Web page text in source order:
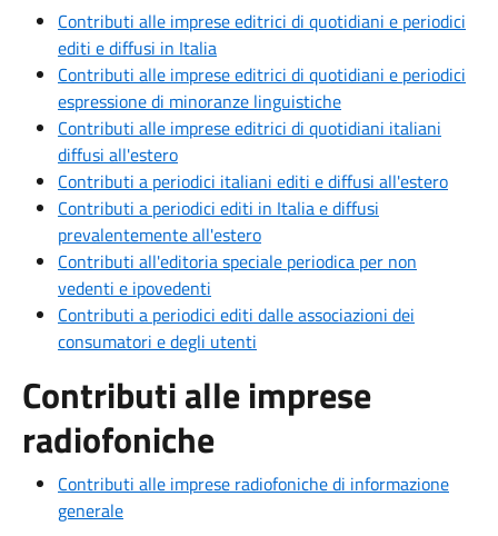
Contributi alle imprese editrici di quotidiani e periodici
editi e diffusi in Italia
Contributi alle imprese editrici di quotidiani e periodici
espressione di minoranze linguistiche
Contributi alle imprese editrici di quotidiani italiani
diffusi all'estero
Contributi a periodici italiani editi e diffusi all'estero
Contributi a periodici editi in Italia e diffusi
prevalentemente all'estero
Contributi all'editoria speciale periodica per non
vedenti e ipovedenti
Contributi a periodici editi dalle associazioni dei
consumatori e degli utenti
Contributi alle imprese
radiofoniche
Contributi alle imprese radiofoniche di informazione
generale